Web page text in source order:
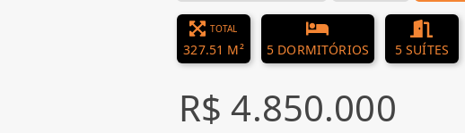
TOTAL
327.51 M² 5 DORMITÓRIOS 5 SUÍTES
R$ 4.850.000